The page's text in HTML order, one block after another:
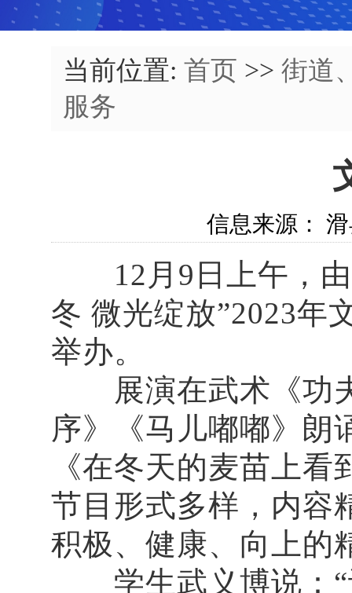
当前位置: 首页 >> 街道
服务
信息来源：
12月9日上午，由
冬 微光绽放”2023年
举办。
展演在武术《功夫
序》《马儿嘟嘟》朗
《在冬天的麦苗上
节目形式多样，内容
积极、健康、向上的
学生武义博说：“